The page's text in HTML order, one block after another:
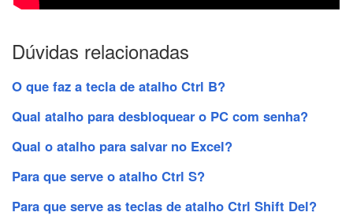
Dúvidas relacionadas
O que faz a tecla de atalho Ctrl B?
Qual atalho para desbloquear o PC com senha?
Qual o atalho para salvar no Excel?
Para que serve o atalho Ctrl S?
Para que serve as teclas de atalho Ctrl Shift Del?